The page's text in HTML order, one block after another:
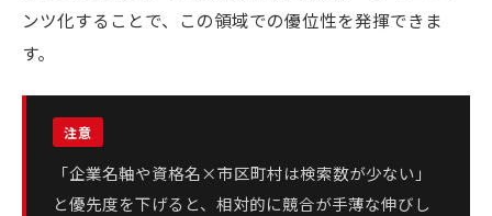
ンツ化することで、この領域での優位性を発揮できま
す。
「企業名軸や資格名×市区町村は検索数が少ない」
と優先度を下げると、相対的に競合が手薄な伸びし